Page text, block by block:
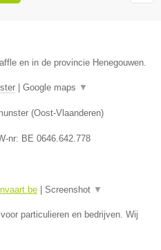
en in de provincie Henegouwen.
Google maps ▼
(Oost-Vlaanderen)
nr: BE 0646.642.778
Screenshot ▼
particulieren en bedrijven. Wij